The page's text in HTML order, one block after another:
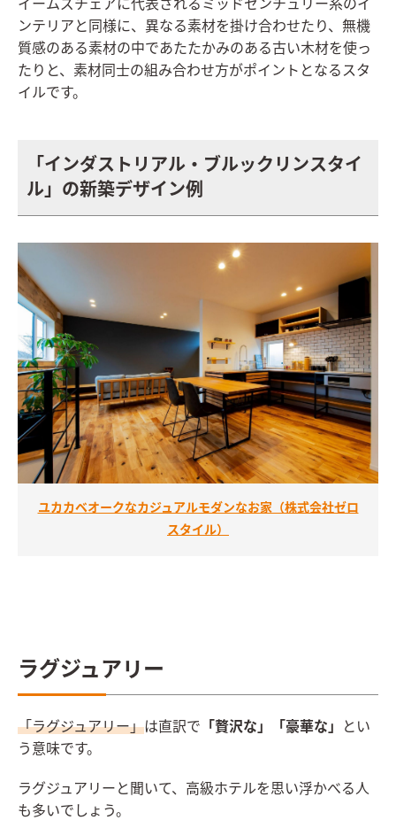
イームズチェアに代表されるミッドセンチュリー系のイ
ンテリアと同様に、異なる素材を掛け合わせたり、無機
質感のある素材の中であたたかみのある古い木材を使っ
たりと、素材同士の組み合わせ方がポイントとなるスタ
イルです。
「インダストリアル・ブルックリンスタイ
ル」の新築デザイン例
ユカカベオークなカジュアルモダンなお家（株式会社ゼロ
スタイル）
ラグジュアリー
「ラグジュアリー」は直訳で 「贅沢な」「豪華な」
とい
う意味です。
ラグジュアリーと聞いて、高級ホテルを思い浮かべる人
も多いでしょう。